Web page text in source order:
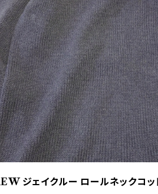
ジェイクルー ロールネックコッ